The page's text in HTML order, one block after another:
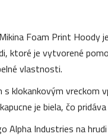
Foam Print Hoody
ktoré je vytvorené
vlastnosti.
s klokankovým vreckom
je biela, čo
Alpha Industries na hrudi